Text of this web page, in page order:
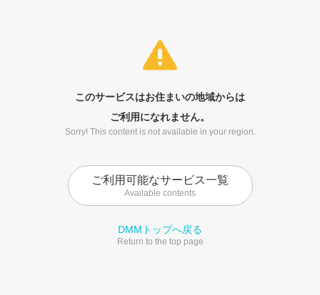
このサービスはお住まいの地域からは
ご利用になれません。
Sorry! This content is not available in your region.
ご利用可能なサービス一覧
Available contents
DMMトップへ戻る
Return to the top page